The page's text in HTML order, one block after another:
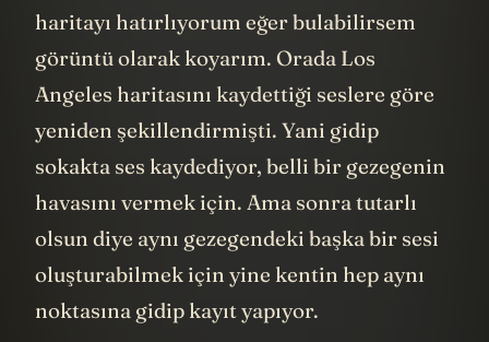
haritayı hatırlıyorum eğer bulabilirsem
görüntü olarak koyarım. Orada Los
Angeles haritasını kaydettiği seslere göre
yeniden şekillendirmişti. Yani gidip
sokakta ses kaydediyor, belli bir gezegenin
havasını vermek için. Ama sonra tutarlı
olsun diye aynı gezegendeki başka bir sesi
oluşturabilmek için yine kentin hep aynı
noktasına gidip kayıt yapıyor.